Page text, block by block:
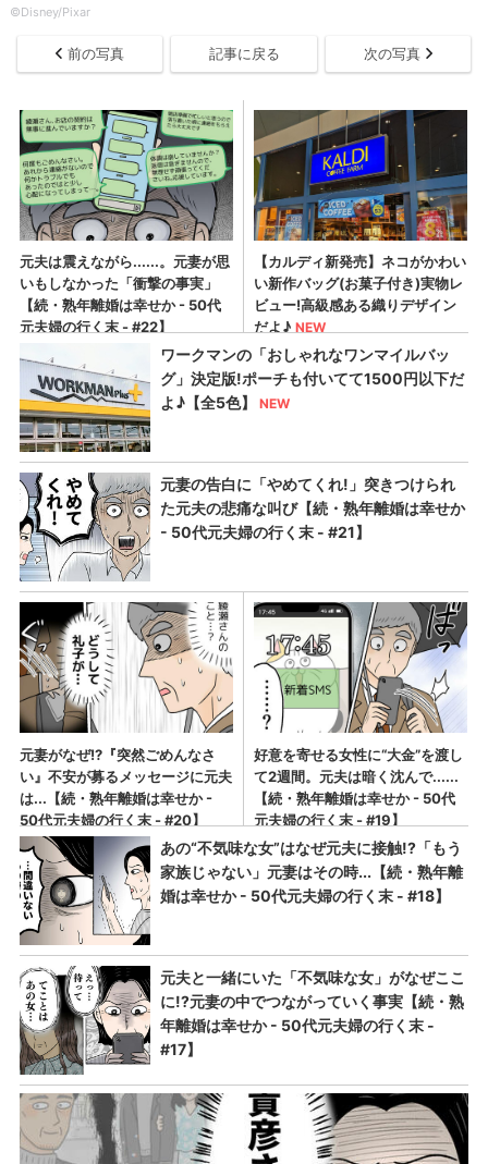
©Disney/Pixar
前の写真 記事に戻る 次の写真